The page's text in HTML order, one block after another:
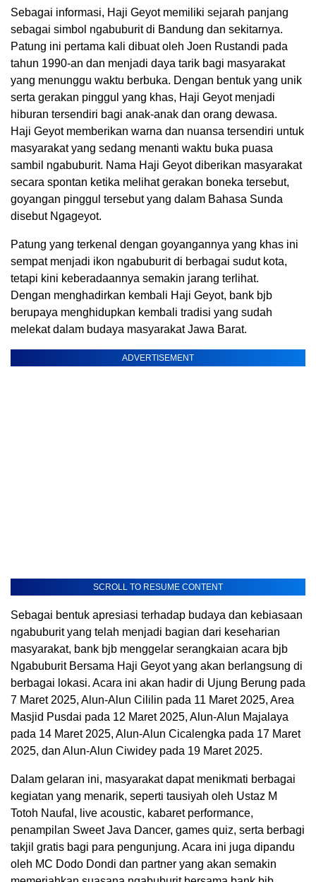
Sebagai informasi, Haji Geyot memiliki sejarah panjang
sebagai simbol ngabuburit di Bandung dan sekitarnya.
Patung ini pertama kali dibuat oleh Joen Rustandi pada
tahun 1990-an dan menjadi daya tarik bagi masyarakat
yang menunggu waktu berbuka. Dengan bentuk yang unik
serta gerakan pinggul yang khas, Haji Geyot menjadi
hiburan tersendiri bagi anak-anak dan orang dewasa.
Haji Geyot memberikan warna dan nuansa tersendiri untuk
masyarakat yang sedang menanti waktu buka puasa
sambil ngabuburit. Nama Haji Geyot diberikan masyarakat
secara spontan ketika melihat gerakan boneka tersebut,
goyangan pinggul tersebut yang dalam Bahasa Sunda
disebut Ngageyot.
Patung yang terkenal dengan goyangannya yang khas ini
sempat menjadi ikon ngabuburit di berbagai sudut kota,
tetapi kini keberadaannya semakin jarang terlihat.
Dengan menghadirkan kembali Haji Geyot, bank bjb
berupaya menghidupkan kembali tradisi yang sudah
melekat dalam budaya masyarakat Jawa Barat.
ADVERTISEMENT
SCROLL TO RESUME CONTENT
Sebagai bentuk apresiasi terhadap budaya dan kebiasaan
ngabuburit yang telah menjadi bagian dari keseharian
masyarakat, bank bjb menggelar serangkaian acara bjb
Ngabuburit Bersama Haji Geyot yang akan berlangsung di
berbagai lokasi. Acara ini akan hadir di Ujung Berung pada
7 Maret 2025, Alun-Alun Cililin pada 11 Maret 2025, Area
Masjid Pusdai pada 12 Maret 2025, Alun-Alun Majalaya
pada 14 Maret 2025, Alun-Alun Cicalengka pada 17 Maret
2025, dan Alun-Alun Ciwidey pada 19 Maret 2025.
Dalam gelaran ini, masyarakat dapat menikmati berbagai
kegiatan yang menarik, seperti tausiyah oleh Ustaz M
Totoh Naufal, live acoustic, kabaret performance,
penampilan Sweet Java Dancer, games quiz, serta berbagi
takjil gratis bagi para pengunjung. Acara ini juga dipandu
oleh MC Dodo Dondi dan partner yang akan semakin